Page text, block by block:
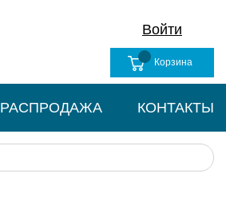
Войти
Корзина
РАСПРОДАЖА КОНТАКТЫ